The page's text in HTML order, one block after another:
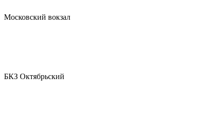
Московский вокзал
БКЗ Октябрьский